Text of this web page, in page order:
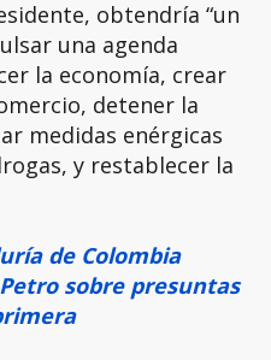
obtendría “un
una agenda
la economía, crear
detener la
medidas enérgicas
y restablecer la
de Colombia
sobre presuntas